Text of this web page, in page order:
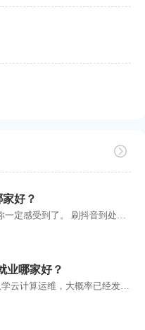
好？
AIGC这波浪潮，你一定感受到了。 刷抖音到处是AI生成的短剧，刷小红书满屏AI绘画作品，朋友圈里有人开始靠AI接单赚钱了。搜武汉学AIGC的人越来越多，但问题也随之而来培训机构如雨...
业哪家好？
如果你正在搜武汉学云计算运维，大概率已经发现了一个问题：满屏的培训机构广告，每家都说自己名师授课、实战教学、高薪就业，但到底哪家靠谱，根本分不清。 云计算运维这个方...